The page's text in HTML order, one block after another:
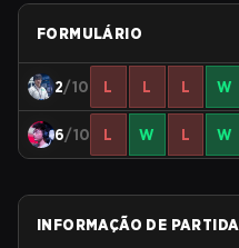
FORMULÁRIO
2/10 L L L W
6/10 L W L W
INFORMAÇÃO DE PARTIDA